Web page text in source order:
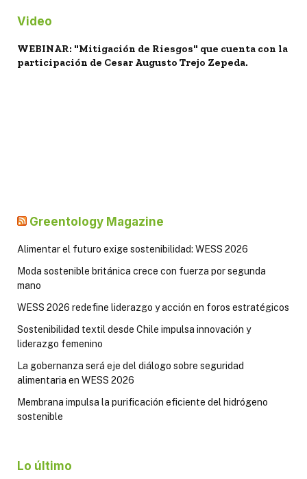
Video
WEBINAR: "Mitigación de Riesgos" que cuenta con la
participación de Cesar Augusto Trejo Zepeda.
Greentology Magazine
Alimentar el futuro exige sostenibilidad: WESS 2026
Moda sostenible británica crece con fuerza por segunda
mano
WESS 2026 redefine liderazgo y acción en foros estratégicos
Sostenibilidad textil desde Chile impulsa innovación y
liderazgo femenino
La gobernanza será eje del diálogo sobre seguridad
alimentaria en WESS 2026
Membrana impulsa la purificación eficiente del hidrógeno
sostenible
Lo último